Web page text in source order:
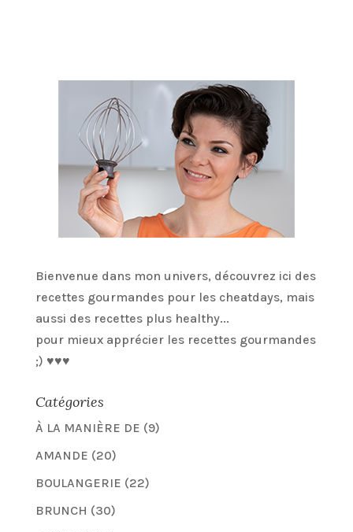
Bienvenue dans mon univers, découvrez ici des
recettes gourmandes pour les cheatdays, mais
aussi des recettes plus healthy...
pour mieux apprécier les recettes gourmandes
;) ♥♥♥
Catégories
À LA MANIÈRE DE (9)
AMANDE (20)
BOULANGERIE (22)
BRUNCH (30)